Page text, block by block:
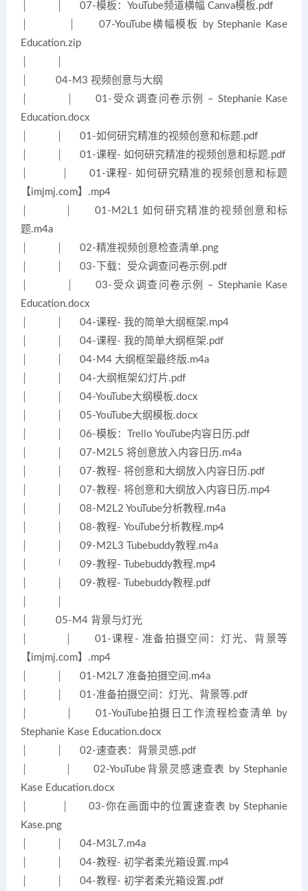
│ │ 07-模板：YouTube频道横幅 Canva模板.pdf
│ │ 07-YouTube横幅模板 by Stephanie Kase
Education.zip
│ 04-M3 视频创意与大纲
│ │ 01-受众调查问卷示例 – Stephanie Kase
Education.docx
│ │ 01-如何研究精准的视频创意和标题.pdf
│ │ 01-课程- 如何研究精准的视频创意和标题.pdf
│ │ 01-课程- 如何研究精准的视频创意和标题
【imjmj.com】.mp4
│ │ 01-M2L1 如何研究精准的视频创意和标
题.m4a
│ │ 02-精准视频创意检查清单.png
│ │ 03-下载：受众调查问卷示例.pdf
│ │ 03-受众调查问卷示例 – Stephanie Kase
Education.docx
│ │ 04-课程- 我的简单大纲框架.mp4
│ │ 04-课程- 我的简单大纲框架.pdf
│ │ 04-M4 大纲框架最终版.m4a
│ │ 04-大纲框架幻灯片.pdf
│ │ 04-YouTube大纲模板.docx
│ │ 05-YouTube大纲模板.docx
│ │ 06-模板：Trello YouTube内容日历.pdf
│ │ 07-M2L5 将创意放入内容日历.m4a
│ │ 07-教程- 将创意和大纲放入内容日历.pdf
│ │ 07-教程- 将创意和大纲放入内容日历.mp4
│ │ 08-M2L2 YouTube分析教程.m4a
│ │ 08-教程- YouTube分析教程.mp4
│ │ 09-M2L3 Tubebuddy教程.m4a
│ │ 09-教程- Tubebuddy教程.mp4
│ │ 09-教程- Tubebuddy教程.pdf
│ 05-M4 背景与灯光
│ │ 01-课程- 准备拍摄空间：灯光、背景等
【imjmj.com】.mp4
│ │ 01-M2L7 准备拍摄空间.m4a
│ │ 01-准备拍摄空间：灯光、背景等.pdf
│ │ 01-YouTube拍摄日工作流程检查清单 by
Stephanie Kase Education.docx
│ │ 02-速查表：背景灵感.pdf
│ │ 02-YouTube背景灵感速查表 by Stephanie
Kase Education.docx
│ │ 03-你在画面中的位置速查表 by Stephanie
Kase.png
│ │ 04-M3L7.m4a
│ │ 04-教程- 初学者柔光箱设置.mp4
│ │ 04-教程- 初学者柔光箱设置.pdf